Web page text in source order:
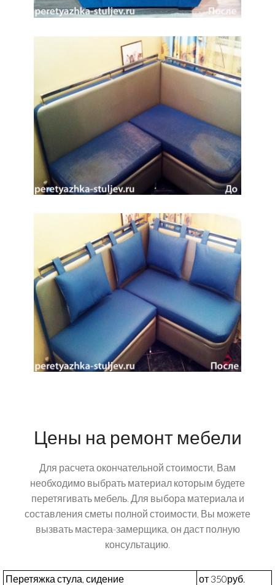
Цены на ремонт мебели
Для расчета окончательной стоимости, Вам
необходимо выбрать материал которым будете
перетягивать мебель. Для выбора материала и
составления сметы полной стоимости, Вы можете
вызвать мастера-замерщика, он даст полную
консультацию.
Перетяжка стула, сидение
от 350руб.